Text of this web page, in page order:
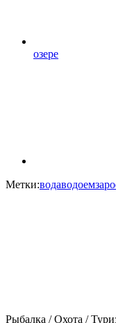
озере
Метки:водаводоем
Рыбалка / Охота /